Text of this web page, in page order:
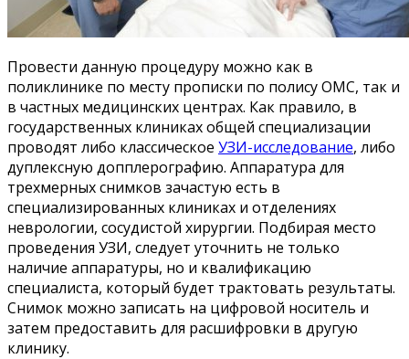
Провести данную процедуру можно как в
поликлинике по месту прописки по полису ОМС, так и
в частных медицинских центрах. Как правило, в
государственных клиниках общей специализации
проводят либо классическое УЗИ-исследование, либо
дуплексную допплерографию. Аппаратура для
трехмерных снимков зачастую есть в
специализированных клиниках и отделениях
неврологии, сосудистой хирургии. Подбирая место
проведения УЗИ, следует уточнить не только
наличие аппаратуры, но и квалификацию
специалиста, который будет трактовать результаты.
Снимок можно записать на цифровой носитель и
затем предоставить для расшифровки в другую
клинику.